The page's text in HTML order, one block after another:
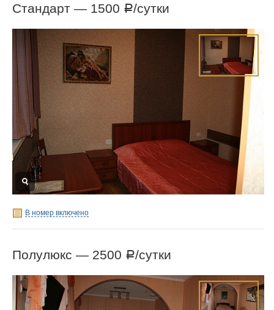
Стандарт — 1500 Р/сутки
В номер включено
Полулюкс — 2500 Р/сутки